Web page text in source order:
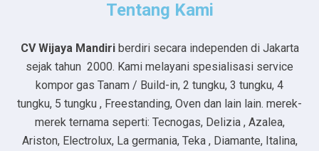
Tentang Kami
CV Wijaya Mandiriberdiri secara independen di Jakarta
sejak tahun 2000. Kami melayani spesialisasi service
kompor gas Tanam / Build-in, 2 tungku, 3 tungku, 4
tungku, 5 tungku , Freestanding, Oven dan lain lain. merek-
merek ternama seperti: Tecnogas, Delizia , Azalea,
Ariston, Electrolux, La germania, Teka , Diamante, Italina,